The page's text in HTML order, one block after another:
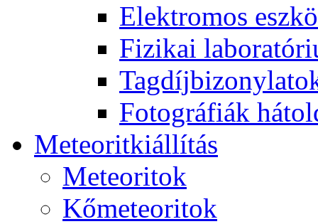
Elekt­ro­mos
Fi­zi­kai
Fo­tog­rá­fi­ák
Me­te­o­rit­ki­ál­lí­tás
Me­te­o­ri­tok
Kő­me­te­o­ri­tok